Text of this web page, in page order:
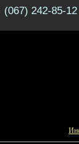
242-85-12